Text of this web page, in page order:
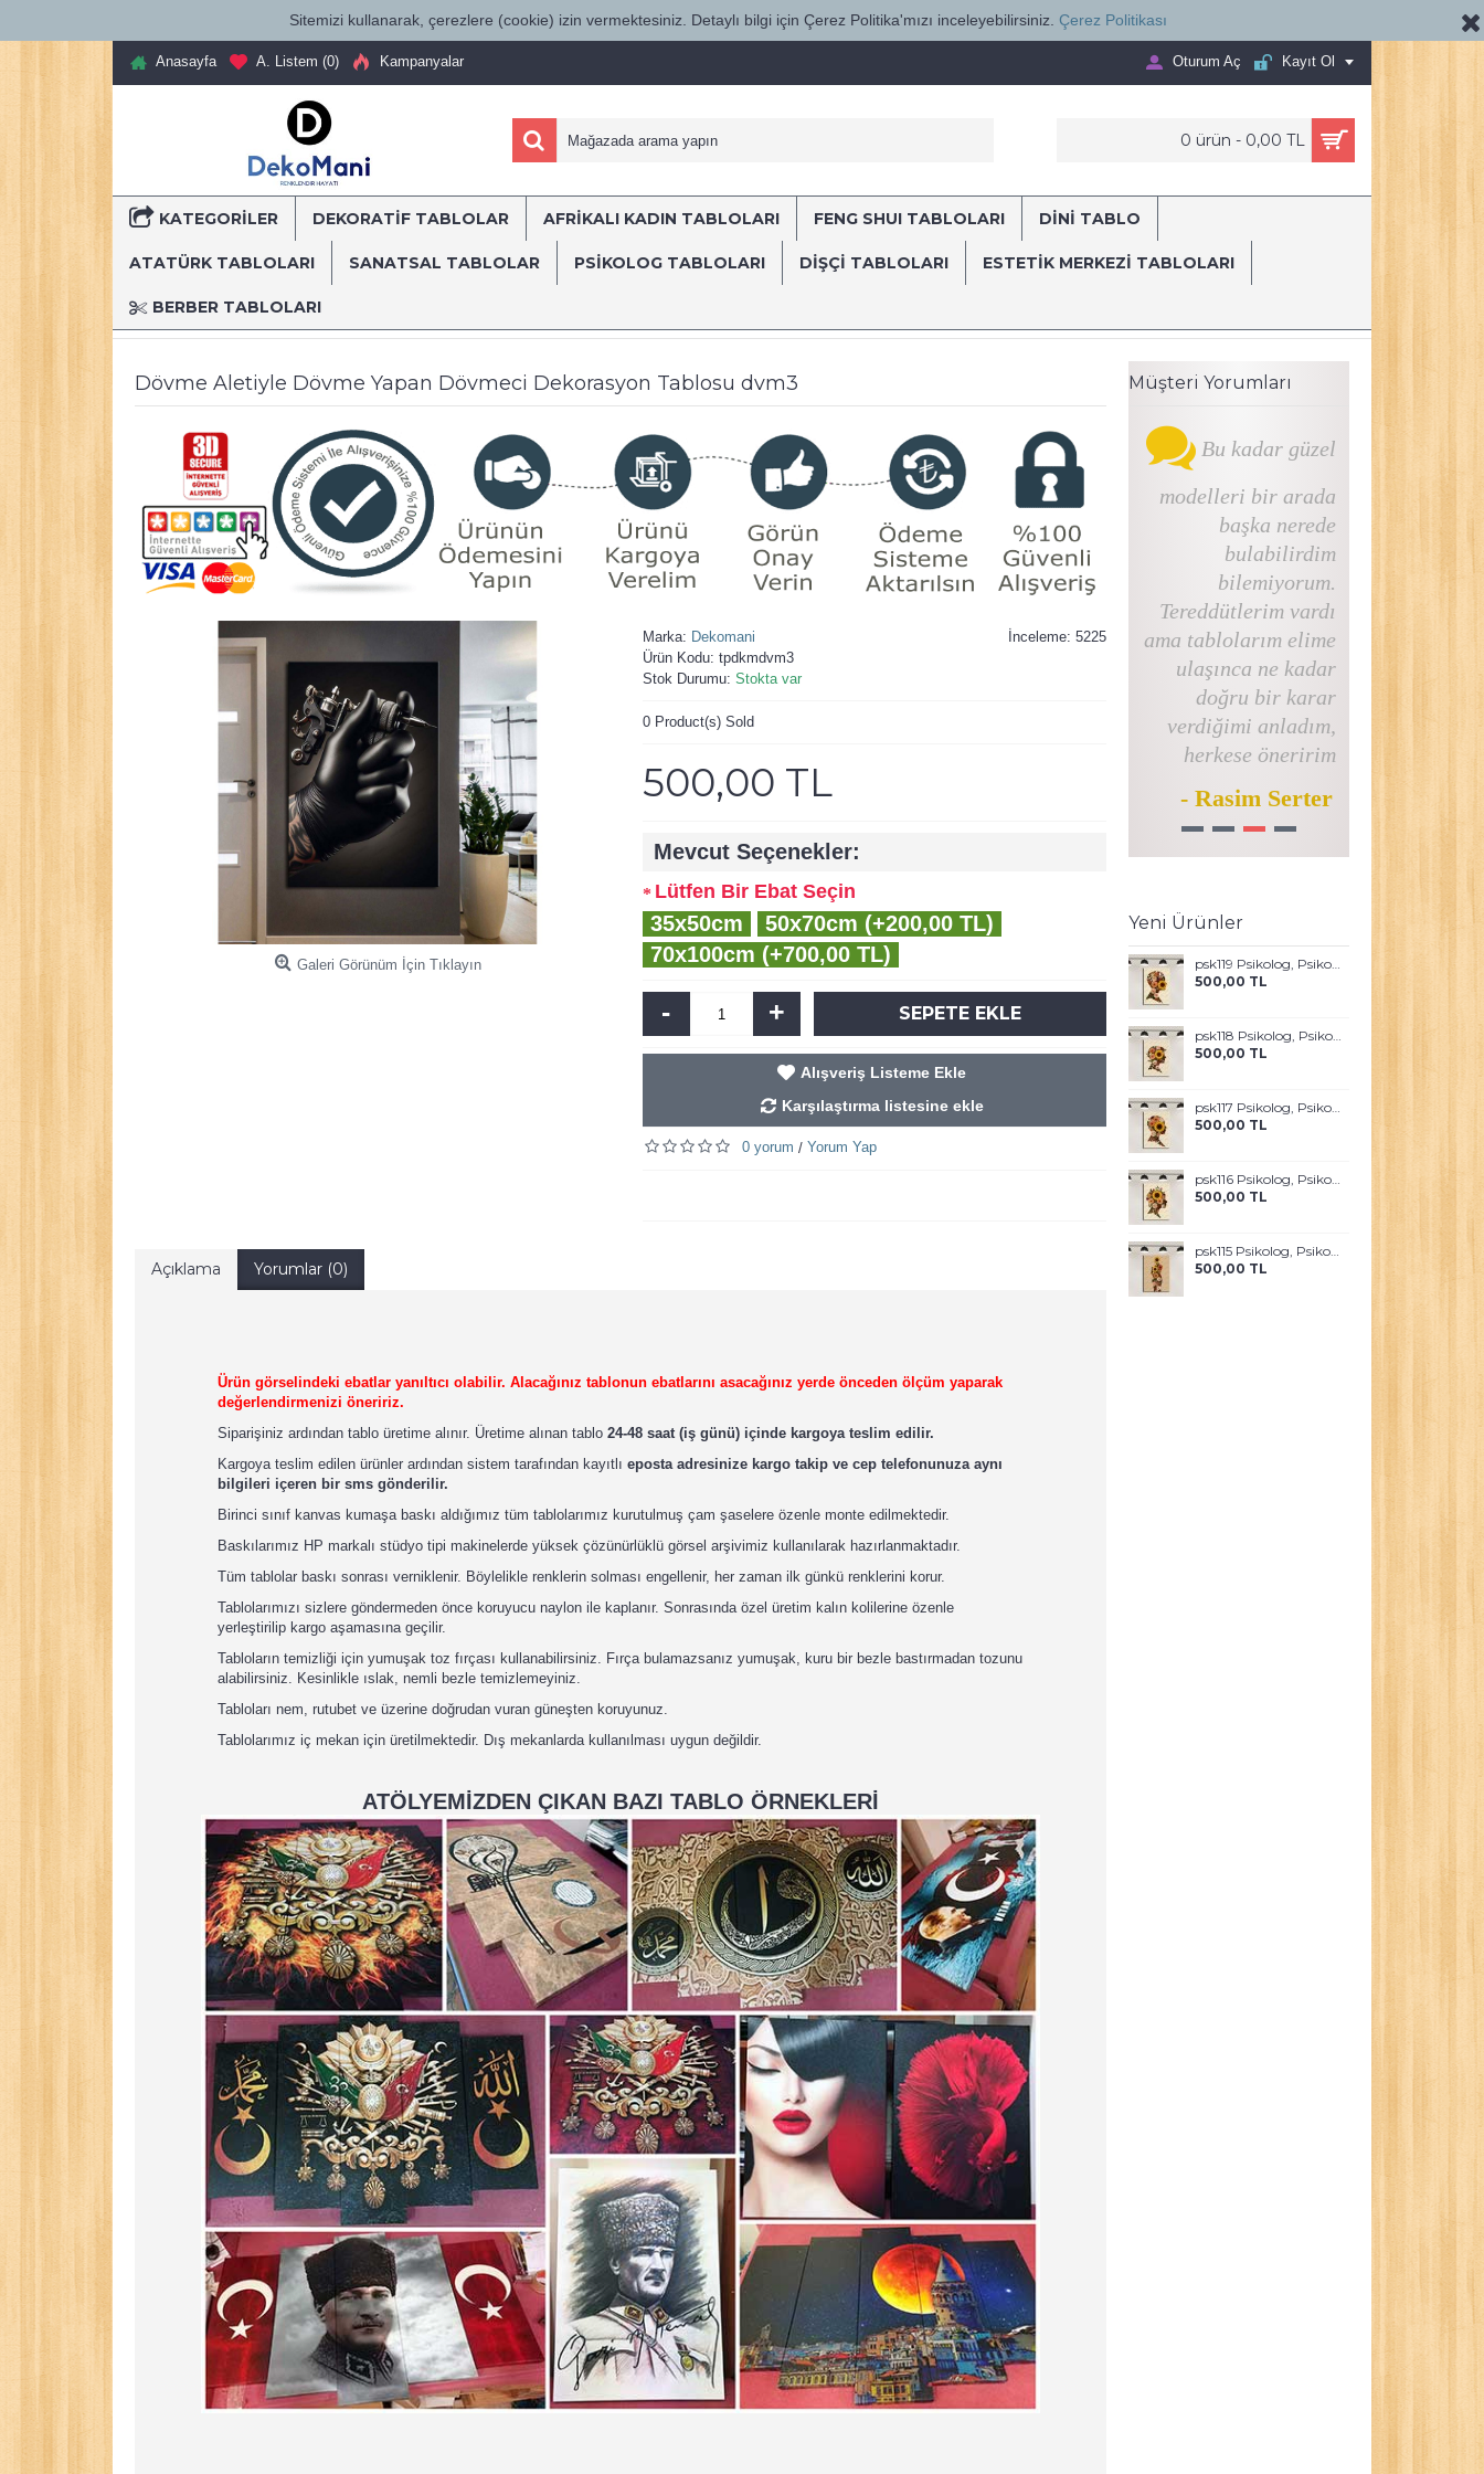
Sitemizi kullanarak, çerezlere (cookie) izin vermektesiniz. Detaylı bilgi için Çerez Politika'mızı inceleyebilirsiniz. Çerez Politikası
Anasayfa A. Listem (0) Kampanyalar Oturum Aç Kayıt Ol
0 ürün - 0,00 TL
KATEGORILER DEKORATİF TABLOLAR AFRİKALI KADIN TABLOLARI FENG SHUI TABLOLARI DİNİ TABLO
ATATÜRK TABLOLARI SANATSAL TABLOLAR PSİKOLOG TABLOLARI DIŞÇI TABLOLARI ESTETIK MERKEZI TABLOLARI
BERBER TABLOLARI
TÜRKİYE'NİN HER YERİNE SÜRAT KARGO İLE...
Anasayfa Dekoratif Kanvas Tablolar
Müşteri Yorumları
Bu kadar güzel
modelleri bir arada
başka nerede
bulabilirdim
bilemiyorum.
Tereddütlerim vardı
ama tablolarım elime
ulaşınca ne kadar
doğru bir karar
verdiğimi anladım,
herkese öneririm
- Rasim Serter
1 2 3 4
Yeni Ürünler
psk119 Psikolog, Psikoterapi ve Psikiyatri Merkezi, Terapi Odası Tablosu Sanatla Terapi
500,00 TL
psk118 Psikolog, Psikoterapi ve Psikiyatri Merkezi, Terapi Odası Tablosu Sanatla Terapi
500,00 TL
psk117 Psikolog, Psikoterapi ve Psikiyatri Merkezi, Terapi Odası Tablosu Sanatla Terapi
500,00 TL
psk116 Psikolog, Psikoterapi ve Psikiyatri Merkezi, Terapi Odası Tablosu Sanatla Terapi
500,00 TL
psk115 Psikolog, Psikoterapi ve Psikiyatri Merkezi, Terapi Odası Tablosu Sanatla Terapi
500,00 TL
Dövme Aletiyle Dövme Yapan Dövmeci Dekorasyon Tablosu dvm3
Galeri Görünüm İçin Tıklayın
İnceleme: 5225
Marka: Dekomani
Ürün Kodu: tpdkmdvm3
Stok Durumu: Stokta var
0 Product(s) Sold
500,00 TL
Mevcut Seçenekler:
Lütfen Bir Ebat Seçin
35x50cm
50x70cm (+200,00 TL)
70x100cm (+700,00 TL)
- + SEPETE EKLE
Alışveriş Listeme Ekle
Karşılaştırma listesine ekle
0 yorum / Yorum Yap
Açıklama Yorumlar (0)
Ürün görselindeki ebatlar yanıltıcı olabilir. Alacağınız tablonun ebatlarını asacağınız yerde önceden ölçüm yaparak
değerlendirmenizi öneririz.
Siparişiniz ardından tablo üretime alınır. Üretime alınan tablo 24-48 saat (iş günü) içinde kargoya teslim edilir.
Kargoya teslim edilen ürünler ardından sistem tarafından kayıtlı eposta adresinize kargo takip ve cep telefonunuza aynı
bilgileri içeren bir sms gönderilir.
Birinci sınıf kanvas kumaşa baskı aldığımız tüm tablolarımız kurutulmuş çam şaselere özenle monte edilmektedir.
Baskılarımız HP markalı stüdyo tipi makinelerde yüksek çözünürlüklü görsel arşivimiz kullanılarak hazırlanmaktadır.
Tüm tablolar baskı sonrası verniklenir. Böylelikle renklerin solması engellenir, her zaman ilk günkü renklerini korur.
Tablolarımızı sizlere göndermeden önce koruyucu naylon ile kaplanır. Sonrasında özel üretim kalın kolilerine özenle
yerleştirilip kargo aşamasına geçilir.
Tabloların temizliği için yumuşak toz fırçası kullanabilirsiniz. Fırça bulamazsanız yumuşak, kuru bir bezle bastırmadan tozunu
alabilirsiniz. Kesinlikle ıslak, nemli bezle temizlemeyiniz.
Tabloları nem, rutubet ve üzerine doğrudan vuran güneşten koruyunuz.
Tablolarımız iç mekan için üretilmektedir. Dış mekanlarda kullanılması uygun değildir.
ATÖLYEMİZDEN ÇIKAN BAZI TABLO ÖRNEKLERİ